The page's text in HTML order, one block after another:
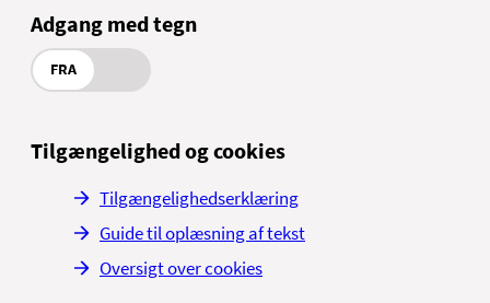
Adgang med tegn
FRA
Tilgængelighed og cookies
Tilgængelighedserklæring
Guide til oplæsning af tekst
Oversigt over cookies